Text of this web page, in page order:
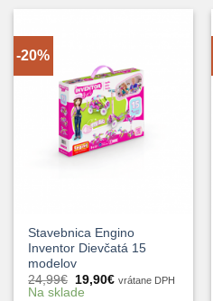
-20%
Stavebnica Engino
Inventor Dievčatá 15
modelov
24,99€ Pôvodná
cena
19,90€Aktuálna
vrátane DPH
Na sklade